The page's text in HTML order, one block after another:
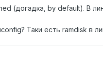
(догадка, by default). В
Таки есть ramdisk в